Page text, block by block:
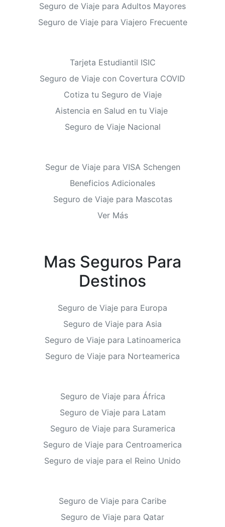
Seguro de Viaje para Adultos Mayores
Seguro de Viaje para Viajero Frecuente
Tarjeta Estudiantil ISIC
Seguro de Viaje con Covertura COVID
Cotiza tu Seguro de Viaje
Aistencia en Salud en tu Viaje
Seguro de Viaje Nacional
Segur de Viaje para VISA Schengen
Beneficios Adicionales
Seguro de Viaje para Mascotas
Ver Más
Mas Seguros Para
Destinos
Seguro de Viaje para Europa
Seguro de Viaje para Asia
Seguro de Viaje para Latinoamerica
Seguro de Viaje para Norteamerica
Seguro de Viaje para África
Seguro de Viaje para Latam
Seguro de Viaje para Suramerica
Seguro de Viaje para Centroamerica
Seguro de viaje para el Reino Unido
Seguro de Viaje para Caribe
Seguro de Viaje para Qatar